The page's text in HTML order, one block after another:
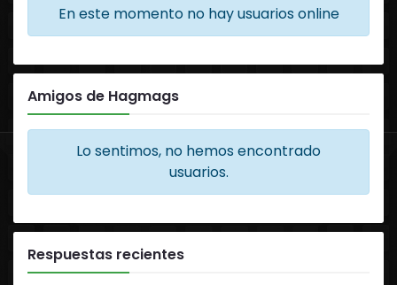
En este momento no hay usuarios online
Amigos de Hagmags
Lo sentimos, no hemos encontrado
usuarios.
Respuestas recientes